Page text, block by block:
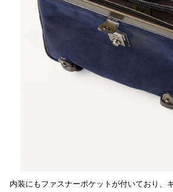
内装にもファスナーポケットが付いており、